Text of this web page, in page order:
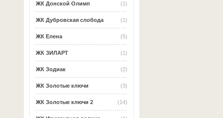
(1)
ЖК Донской Олимп
(1)
ЖК Дубровская слобода
(5)
ЖК Елена
(1)
ЖК ЗИЛАРТ
(2)
ЖК Зодиак
(3)
ЖК Золотые ключи
(14)
ЖК Золотые ключи 2